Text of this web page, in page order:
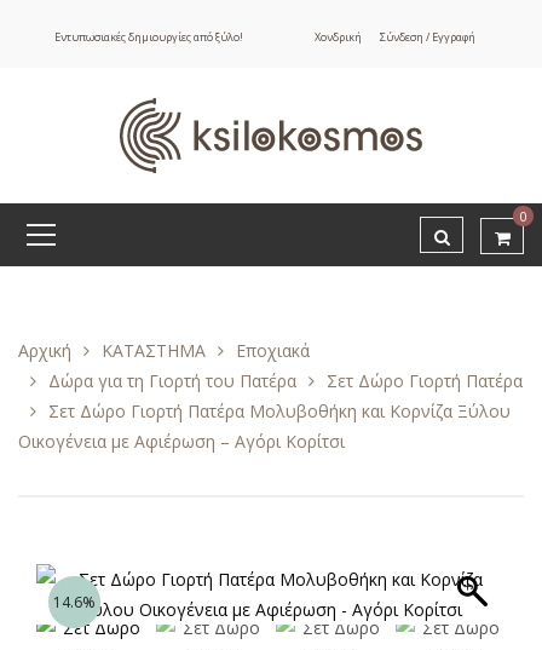
Εντυπωσιακές δημιουργίες από ξύλο! Χονδρική Σύνδεση / Εγγραφή
0
Αρχική ΚΑΤΑΣΤΗΜΑ
Εποχιακά
Δώρα για τη Γιορτή του Πατέρα
Σετ Δώρο Γιορτή Πατέρα
Σετ Δώρο Γιορτή Πατέρα Μολυβοθήκη και Κορνίζα Ξύλου
Οικογένεια με Αφιέρωση – Αγόρι Κορίτσι
14.6%